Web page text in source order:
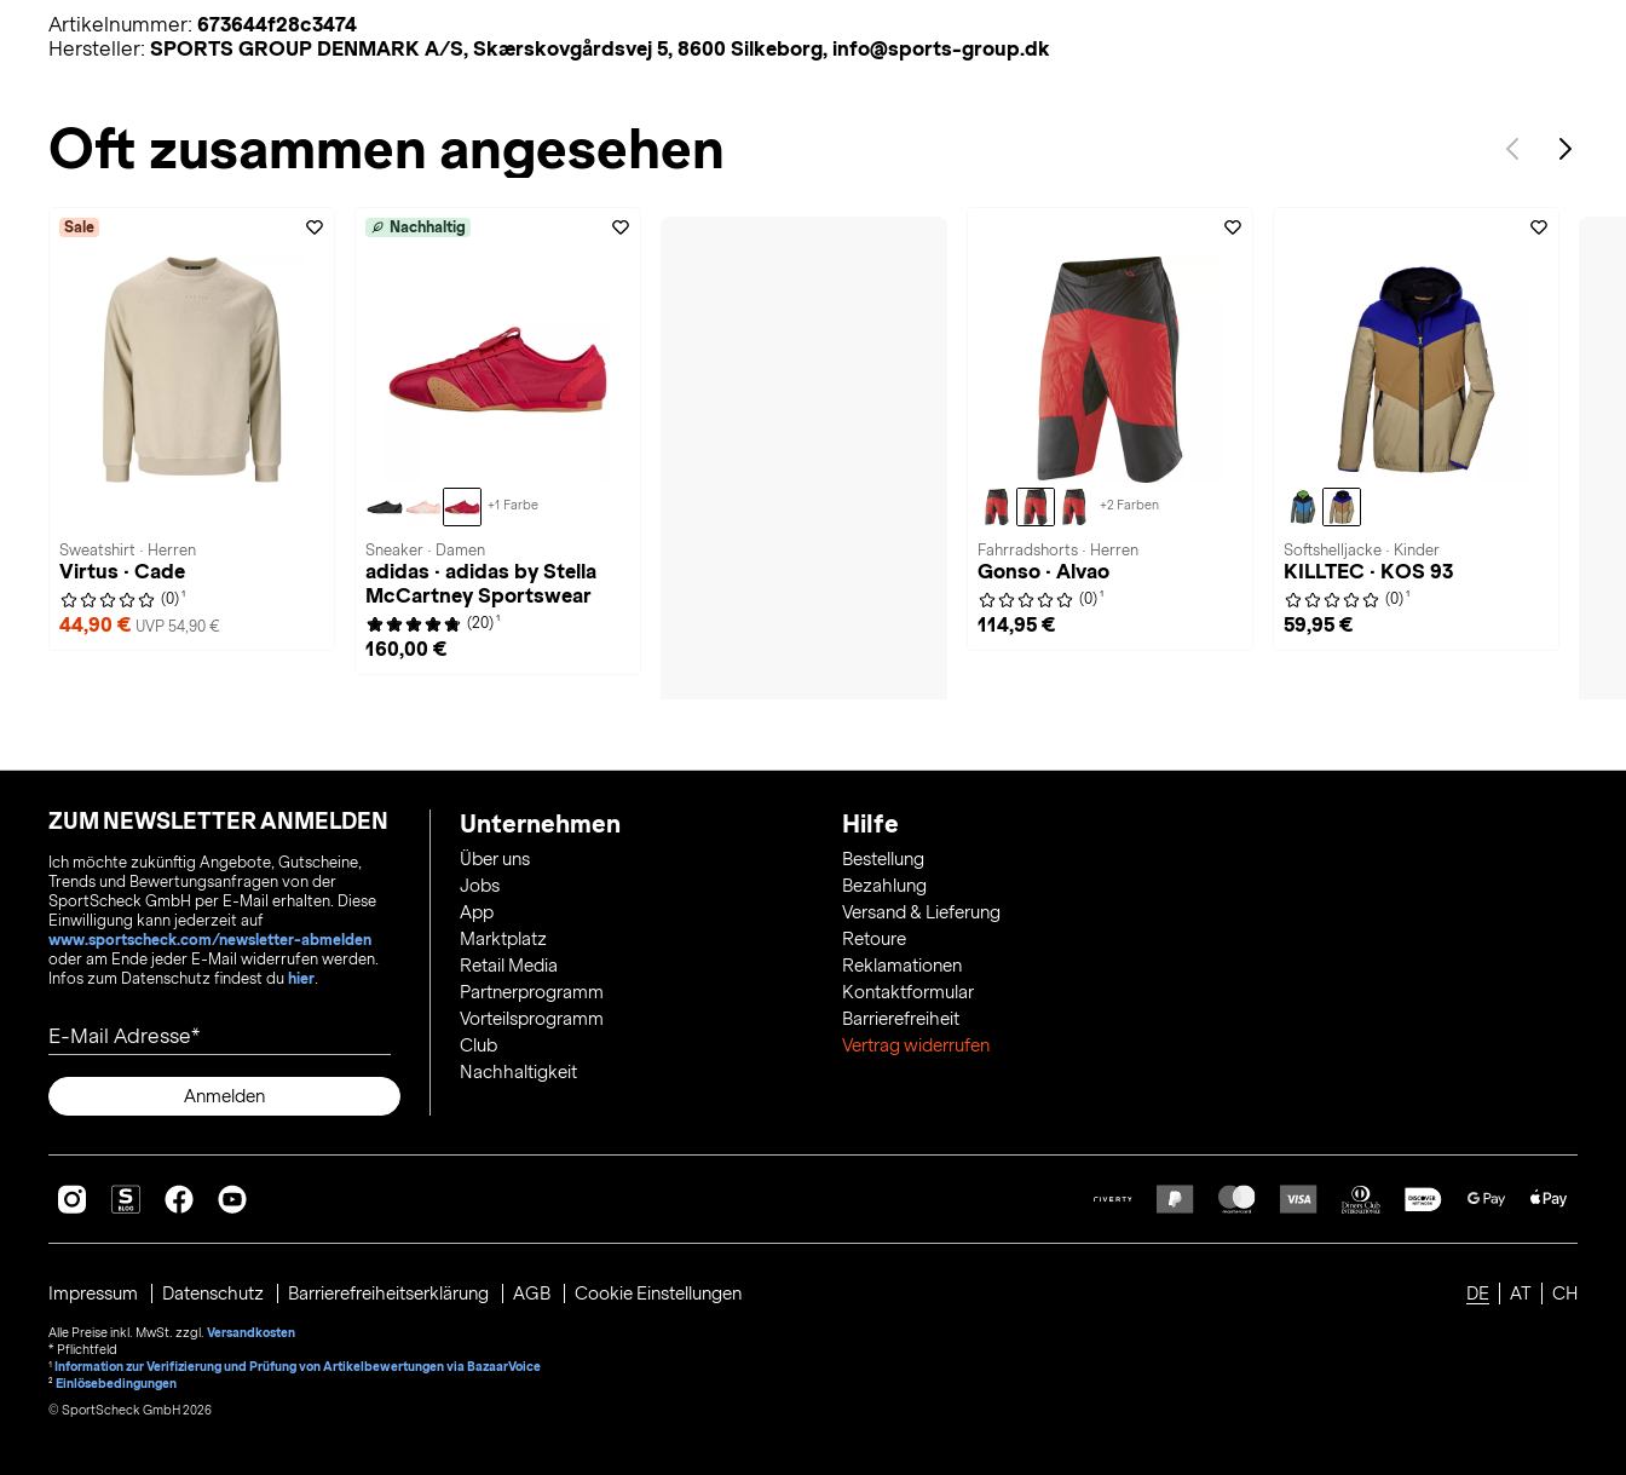
Artikelnummer: 673644f28c3474
Hersteller: SPORTS GROUP DENMARK A/S, Skærskovgårdsvej 5, 8600 Silkeborg, info@sports-group.dk
Oft zusammen angesehen
Sale
Sweatshirt · Herren
Virtus · Cade
(0) 1
44,90 € UVP 54,90 €
Nachhaltig
+1 Farbe
Sneaker · Damen
adidas · adidas by Stella
McCartney Sportswear
(20) 1
160,00 €
+2 Farben
Fahrradshorts · Herren
Gonso · Alvao
(0) 1
114,95 €
Softshelljacke · Kinder
KILLTEC · KOS 93
(0) 1
59,95 €
ZUM NEWSLETTER ANMELDEN
Ich möchte zukünftig Angebote, Gutscheine,
Trends und Bewertungsanfragen von der
SportScheck GmbH per E-Mail erhalten. Diese
Einwilligung kann jederzeit auf
www.sportscheck.com/newsletter-abmelden
oder am Ende jeder E-Mail widerrufen werden.
Infos zum Datenschutz findest du hier.
E-Mail Adresse
Anmelden
Unternehmen
Über uns
Jobs
App
Marktplatz
Retail Media
Partnerprogramm
Vorteilsprogramm
Club
Nachhaltigkeit
Hilfe
Bestellung
Bezahlung
Versand & Lieferung
Retoure
Reklamationen
Kontaktformular
Barrierefreiheit
Vertrag widerrufen
DE AT CH
Impressum Datenschutz Barrierefreiheitserklärung AGB Cookie Einstellungen
Alle Preise inkl. MwSt. zzgl. Versandkosten
* Pflichtfeld
1 Information zur Verifizierung und Prüfung von Artikelbewertungen via BazaarVoice
² Einlösebedingungen
© SportScheck GmbH 2026